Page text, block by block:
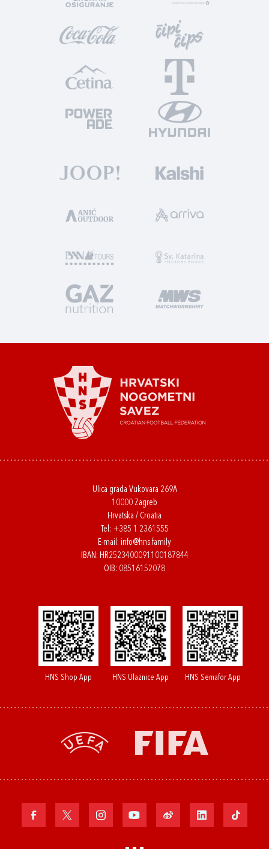
Ulica grada Vukovara 269A
10000 Zagreb
Hrvatska / Croatia
Tel: +385 1 2361555
E-mail: info@hns.family
IBAN: HR2523400091100187844
OIB: 08516152078
HNS Shop App HNS Ulaznice App HNS Semafor App